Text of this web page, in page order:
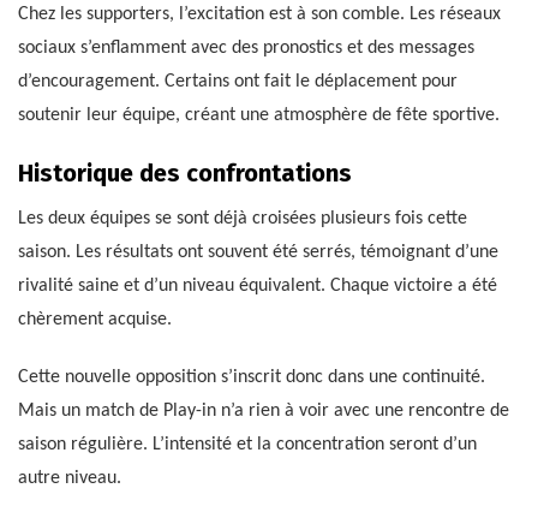
Chez les supporters, l’excitation est à son comble. Les réseaux
sociaux s’enflamment avec des pronostics et des messages
d’encouragement. Certains ont fait le déplacement pour
soutenir leur équipe, créant une atmosphère de fête sportive.
Historique des confrontations
Les deux équipes se sont déjà croisées plusieurs fois cette
saison. Les résultats ont souvent été serrés, témoignant d’une
rivalité saine et d’un niveau équivalent. Chaque victoire a été
chèrement acquise.
Cette nouvelle opposition s’inscrit donc dans une continuité.
Mais un match de Play-in n’a rien à voir avec une rencontre de
saison régulière. L’intensité et la concentration seront d’un
autre niveau.